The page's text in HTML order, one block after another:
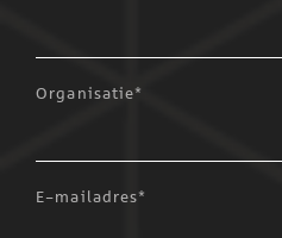
Organisatie*
E-mailadres*